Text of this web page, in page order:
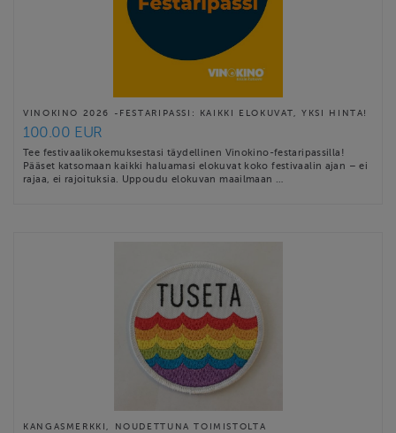
VINOKINO 2026 -FESTARIPASSI: KAIKKI ELOKUVAT, YKSI HINTA!
100.00 EUR
Tee festivaalikokemuksestasi täydellinen Vinokino-festaripassilla!
Pääset katsomaan kaikki haluamasi elokuvat koko festivaalin ajan – ei
rajaa, ei rajoituksia. Uppoudu elokuvan maailmaan …
KANGASMERKKI, NOUDETTUNA TOIMISTOLTA